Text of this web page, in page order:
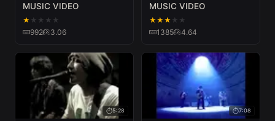
MUSIC VIDEO
★ ★ ★ ★ ★
992 3.06
MUSIC VIDEO
★★★ ★ ★
1385 4.64
5:28 7:08